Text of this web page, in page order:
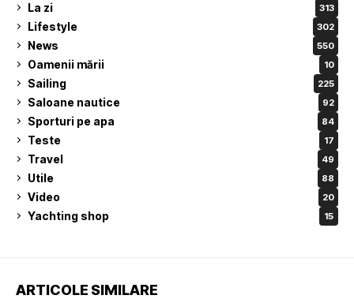
La zi 313
Lifestyle 302
News 550
Oamenii mării 10
Sailing 225
Saloane nautice 92
Sporturi pe apa 84
Teste 17
Travel 49
Utile 88
Video 20
Yachting shop 15
ARTICOLE SIMILARE